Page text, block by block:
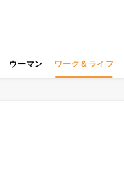
ウーマン ワーク＆ライフ